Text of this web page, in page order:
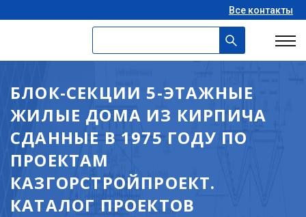
Все контакты
БЛОК-СЕКЦИИ 5-ЭТАЖНЫЕ
ЖИЛЫЕ ДОМА ИЗ КИРПИЧА
СДАННЫЕ В 1975 ГОДУ ПО
ПРОЕКТАМ
КАЗГОРСТРОЙПРОЕКТ.
КАТАЛОГ ПРОЕКТОВ